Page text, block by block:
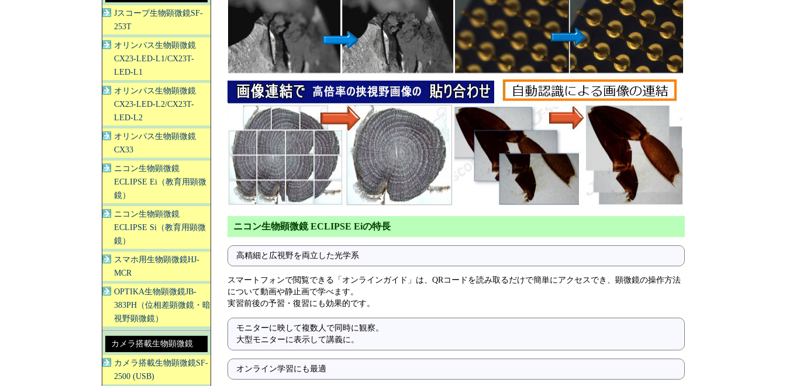
ニコン生物顕微鏡 ECLIPSE Eiの特長
高精細と広視野を両立した光学系
スマートフォンで閲覧できる「オンラインガイド」は、QRコードを読み取るだけで簡単にアクセスでき、顕微鏡の操作方法
について動画や静止画で学べます。
実習前後の予習・復習にも効果的です。
モニターに映して複数人で同時に観察。
大型モニターに表示して講義に。
オンライン学習にも最適
Jスコープ生物顕微鏡SF-
253T
オリンパス生物顕微鏡
CX23-LED-L1/CX23T-
LED-L1
オリンパス生物顕微鏡
CX23-LED-L2/CX23T-
LED-L2
オリンパス生物顕微鏡
CX33
ニコン生物顕微鏡
ECLIPSE Ei（教育用顕微
鏡）
ニコン生物顕微鏡
ECLIPSE Si（教育用顕微
鏡）
スマホ用生物顕微鏡HJ-
MCR
OPTIKA生物顕微鏡JB-
383PH（位相差顕微鏡・暗
視野顕微鏡）
カメラ搭載生物顕微鏡
カメラ搭載生物顕微鏡SF-
2500 (USB)